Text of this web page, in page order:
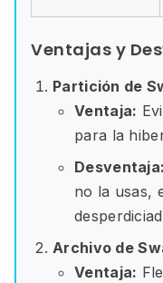
Ventajas y
Partición de
Ventaja:
para la
Desventaja:
no la usas,
Archivo de
Ventaja: